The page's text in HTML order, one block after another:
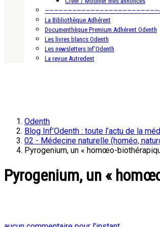
—————————————————————————-
La Bibliothèque Adhérent
Documenthèque Premium Adhérent Odenth
Les livres blancs Odenth
Les newsletters Inf’Odenth
La revue Autredent
Odenth
Blog Inf’Odenth : toute l’actu de la
02 - Médecine naturelle (homéo,
Pyrogenium, un « homœo-
Pyrogenium, un «